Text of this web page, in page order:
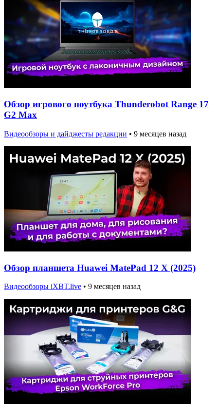
Обзор игрового ноутбука Thunderobot Range 17
G2 Max
Видеообзоры и дайджесты редакции • 9 месяцев назад
Обзор планшета Huawei MatePad 12 X (2025)
Видеообзоры iXBT.live • 9 месяцев назад